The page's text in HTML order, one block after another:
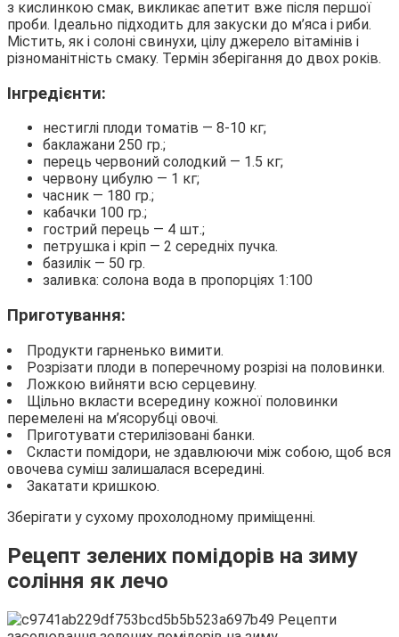
з кислинкою смак, викликає апетит вже після першої
проби. Ідеально підходить для закуски до м’яса і риби.
Містить, як і солоні свинухи, цілу джерело вітамінів і
різноманітність смаку. Термін зберігання до двох років.
Інгредієнти:
нестиглі плоди томатів — 8-10 кг;
баклажани 250 гр.;
перець червоний солодкий — 1.5 кг;
червону цибулю — 1 кг;
часник — 180 гр.;
кабачки 100 гр.;
гострий перець — 4 шт.;
петрушка і кріп — 2 середніх пучка.
базилік — 50 гр.
заливка: солона вода в пропорціях 1:100
Приготування:
Продукти гарненько вимити.
Розрізати плоди в поперечному розрізі на половинки.
Ложкою вийняти всю серцевину.
Щільно вкласти всередину кожної половинки
перемелені на м’ясорубці овочі.
Приготувати стерилізовані банки.
Скласти помідори, не здавлюючи між собою, щоб вся
овочева суміш залишалася всередині.
Закатати кришкою.
Зберігати у сухому прохолодному приміщенні.
Рецепт зелених помідорів на зиму
соління як лечо